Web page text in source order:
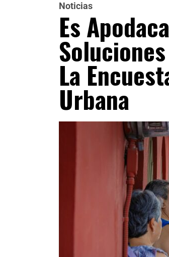
Noticias
Es
La
Urbana